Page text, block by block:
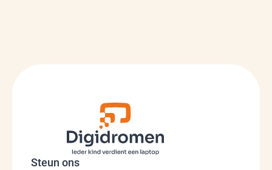
Steun ons